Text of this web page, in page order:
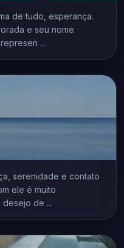
de tudo, esperança.
e seu nome
...
serenidade e contato
ele é muito
de ...